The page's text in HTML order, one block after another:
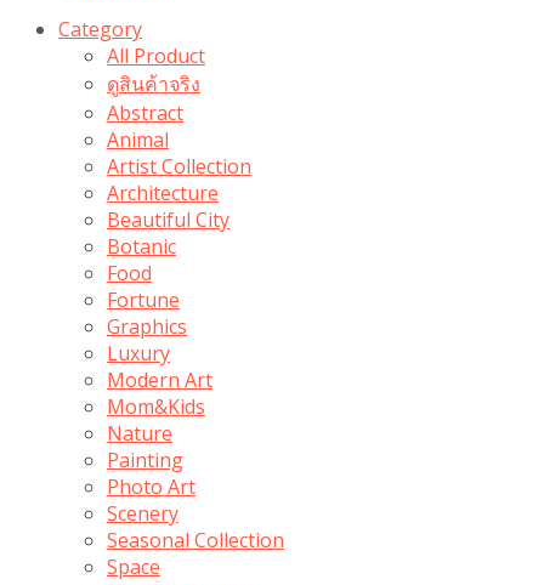
Category
All Product
ดูสินค้าจริง
Abstract
Animal
Artist Collection
Architecture
Beautiful City
Botanic
Food
Fortune
Graphics
Luxury
Modern Art
Mom&Kids
Nature
Painting
Photo Art
Scenery
Seasonal Collection
Space